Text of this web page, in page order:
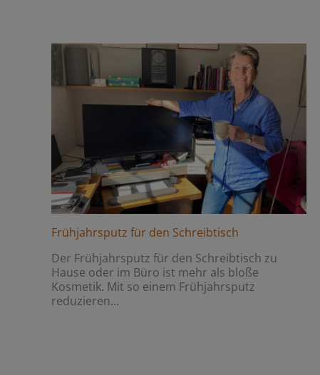
Frühjahrsputz für den Schreibtisch
Der Frühjahrsputz für den Schreibtisch zu
Hause oder im Büro ist mehr als bloße
Kosmetik. Mit so einem Frühjahrsputz
reduzieren…